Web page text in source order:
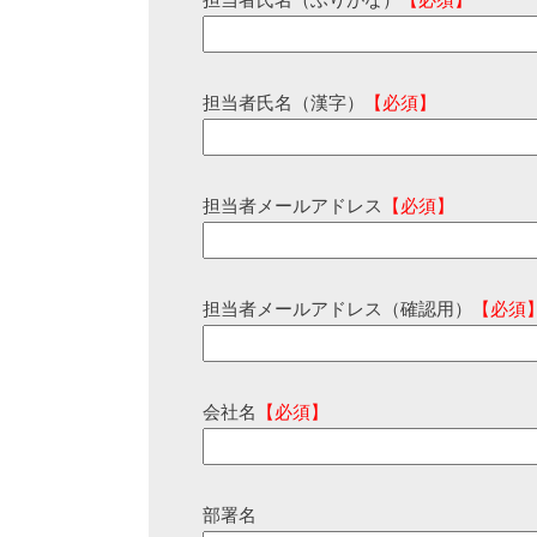
担当者氏名（漢字） 【必須】
担当者メールアドレス 【必須】
担当者メールアドレス（確認用） 【必須
会社名 【必須】
部署名